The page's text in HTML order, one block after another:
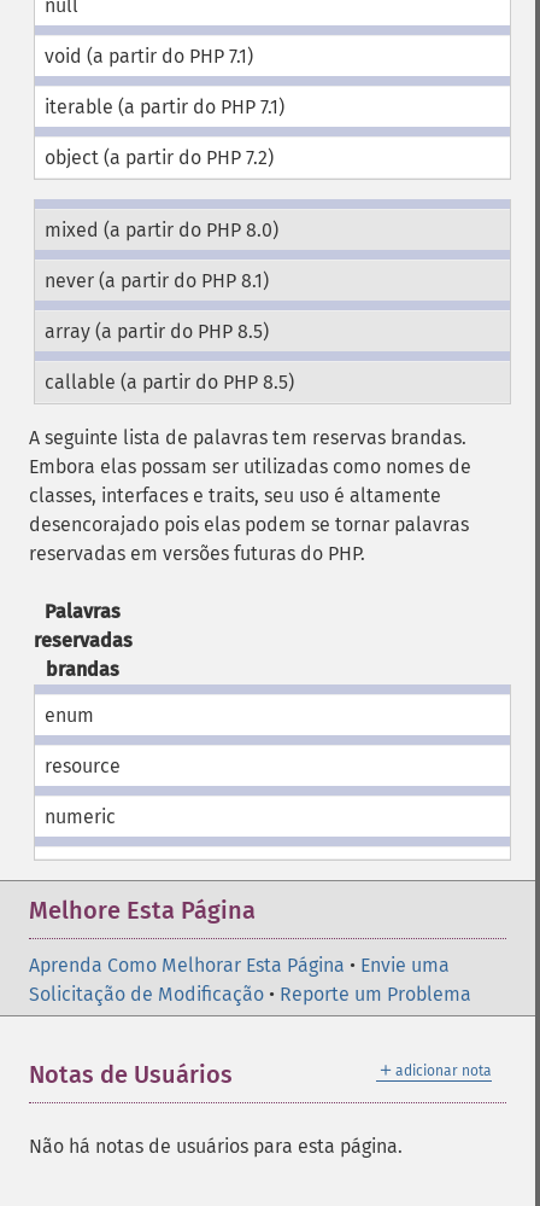
null
void (a partir do PHP 7.1)
iterable (a partir do PHP 7.1)
object (a partir do PHP 7.2)
mixed (a partir do PHP 8.0)
never (a partir do PHP 8.1)
array (a partir do PHP 8.5)
callable (a partir do PHP 8.5)
A seguinte lista de palavras tem reservas brandas.
Embora elas possam ser utilizadas como nomes de
classes, interfaces e traits, seu uso é altamente
desencorajado pois elas podem se tornar palavras
reservadas em versões futuras do PHP.
Palavras
reservadas
brandas
enum
resource
numeric
Melhore Esta Página
Aprenda Como Melhorar Esta Página • Envie uma
Solicitação de Modificação • Reporte um Problema
＋ adicionar nota
Notas de Usuários
Não há notas de usuários para esta página.